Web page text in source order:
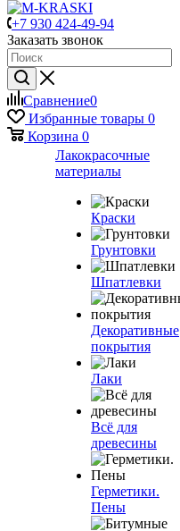
+7 930 424-49-94
Заказать звонок
Сравнение0
Избранные товары 0
Корзина 0
Лакокрасочные
материалы
Краски
Грунтовки
Шпатлевки
Декоративные
покрытия
Лаки
Всё для
древесины
Герметики.
Пены